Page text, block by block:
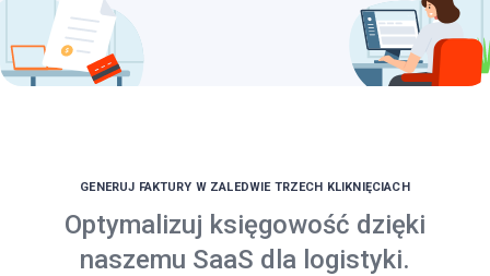
Kontakt
Rozpocznij
GENERUJ FAKTURY W ZALEDWIE TRZECH KLIKNIĘCIACH
Optymalizuj księgowość dzięki
naszemu SaaS dla logistyki.